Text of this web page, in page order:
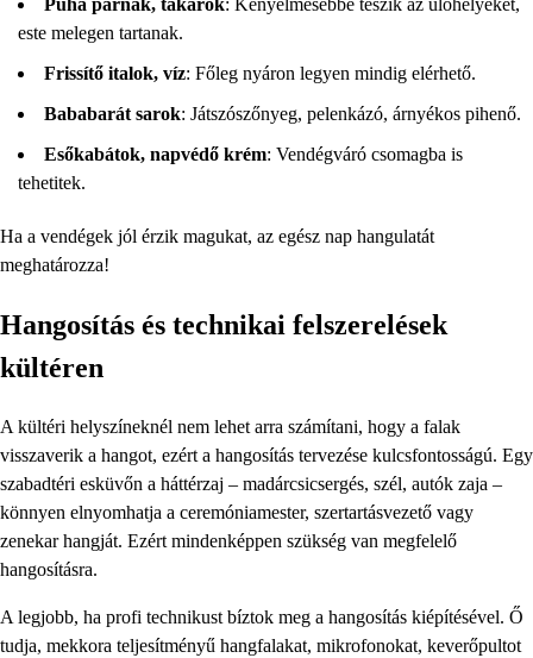
Puha párnák, takarók: Kényelmesebbé teszik az ülőhelyeket,
este melegen tartanak.
Frissítő italok, víz: Főleg nyáron legyen mindig elérhető.
Bababarát sarok: Játszószőnyeg, pelenkázó, árnyékos pihenő.
Esőkabátok, napvédő krém: Vendégváró csomagba is
tehetitek.
Ha a vendégek jól érzik magukat, az egész nap hangulatát
meghatározza!
Hangosítás és technikai felszerelések
kültéren
A kültéri helyszíneknél nem lehet arra számítani, hogy a falak
visszaverik a hangot, ezért a hangosítás tervezése kulcsfontosságú. Egy
szabadtéri esküvőn a háttérzaj – madárcsicsergés, szél, autók zaja –
könnyen elnyomhatja a ceremóniamester, szertartásvezető vagy
zenekar hangját. Ezért mindenképpen szükség van megfelelő
hangosításra.
A legjobb, ha profi technikust bíztok meg a hangosítás kiépítésével. Ő
tudja, mekkora teljesítményű hangfalakat, mikrofonokat, keverőpultot